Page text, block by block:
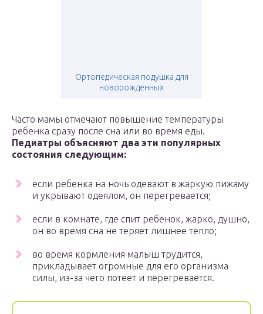
Ортопедическая подушка для
новорожденных
Часто мамы отмечают повышение температуры
ребенка сразу после сна или во время еды.
Педиатры объясняют два эти популярных
состояния следующим:
если ребенка на ночь одевают в жаркую пижаму
и укрывают одеялом, он перегревается;
если в комнате, где спит ребенок, жарко, душно,
он во время сна не теряет лишнее тепло;
во время кормления малыш трудится,
прикладывает огромные для его организма
силы, из-за чего потеет и перегревается.